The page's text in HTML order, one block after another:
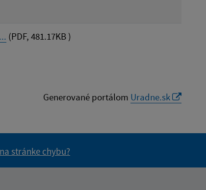
(PDF, 481.17KB )
Generované portálom Uradne.sk
stránke chybu?